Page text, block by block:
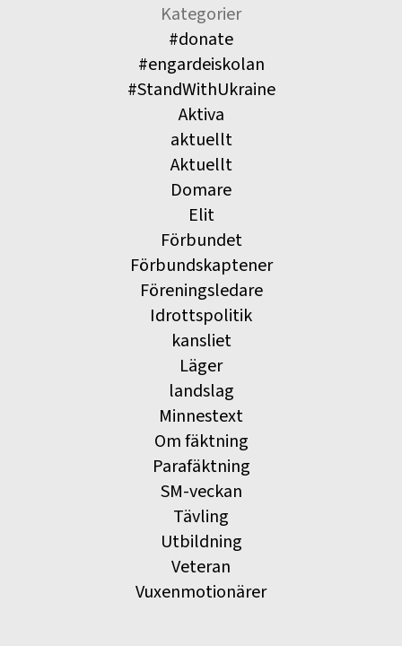
Kategorier
#donate
#engardeiskolan
#StandWithUkraine
Aktiva
aktuellt
Aktuellt
Domare
Elit
Förbundet
Förbundskaptener
Föreningsledare
Idrottspolitik
kansliet
Läger
landslag
Minnestext
Om fäktning
Parafäktning
SM-veckan
Tävling
Utbildning
Veteran
Vuxenmotionärer